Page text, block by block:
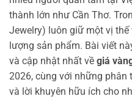
thành lớn như Cần Thơ.
Jewelry) luôn giữ một vị
lượng sản phẩm. Bài viết
và cập nhật nhất về giá
2026, cùng với những phân
và lời khuyên hữu ích cho